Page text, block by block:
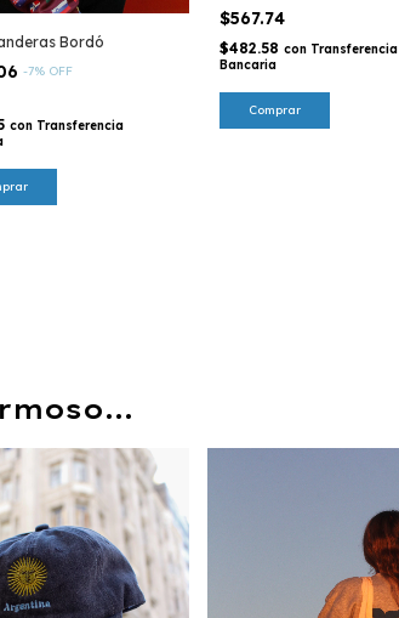
Bordó
-7% OFF
con Transferencia
$567.74
$482.58 con Transferencia
Bancaria